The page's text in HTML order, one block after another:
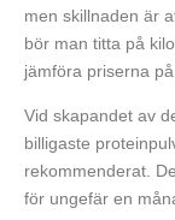
men skillnaden är
bör man titta på
jämföra priserna
Vid skapandet av
billigaste
rekommenderat.
för ungefär en